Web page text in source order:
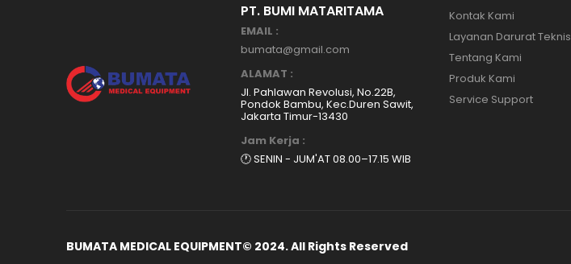
PT. BUMI MATARITAMA
EMAIL :
bumata@gmail.com
ALAMAT :
Jl. Pahlawan Revolusi, No.22B,
Pondok Bambu, Kec.Duren Sawit,
Jakarta Timur-13430
Jam Kerja :
🕐 SENIN - JUM'AT 08.00–17.15 WIB
Kontak Kami
Layanan Darurat Teknis
Tentang Kami
Produk Kami
Service Support
BUMATA MEDICAL EQUIPMENT© 2024. All Rights Reserved